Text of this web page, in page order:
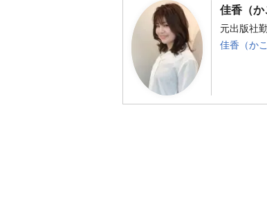
佳香（か
元出版社
佳香（か